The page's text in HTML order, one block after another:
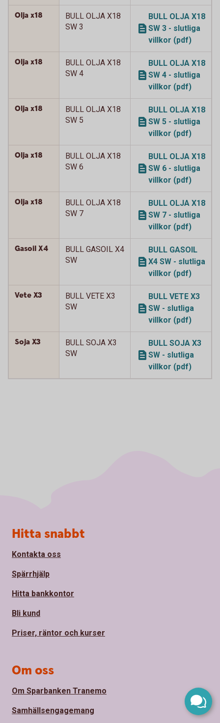
Olja x18
BULL OLJA X18
SW 3
BULL OLJA X18
SW 3 - slutliga
villkor (pdf)
Olja x18
BULL OLJA X18
SW 4
BULL OLJA X18
SW 4 - slutliga
villkor (pdf)
Olja x18
BULL OLJA X18
SW 5
BULL OLJA X18
SW 5 - slutliga
villkor (pdf)
Olja x18
BULL OLJA X18
SW 6
BULL OLJA X18
SW 6 - slutliga
villkor (pdf)
Olja x18
BULL OLJA X18
SW 7
BULL OLJA X18
SW 7 - slutliga
villkor (pdf)
Gasoil X4
BULL GASOIL X4
SW
BULL GASOIL
X4 SW - slutliga
villkor (pdf)
Vete X3
BULL VETE X3
SW
BULL VETE X3
SW - slutliga
villkor (pdf)
Soja X3
BULL SOJA X3
SW
BULL SOJA X3
SW - slutliga
villkor (pdf)
Sidfot
Hitta snabbt
Kontakta oss
Spärrhjälp
Hitta bankkontor
Bli kund
Priser, räntor och kurser
Om oss
Om Sparbanken Tranemo
Samhällsengagemang